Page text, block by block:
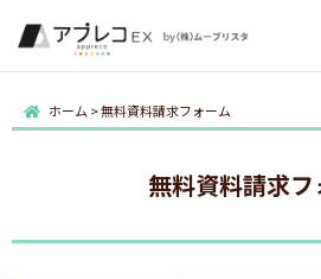
ホーム >無料資料請求フォーム
無料資料請求フ